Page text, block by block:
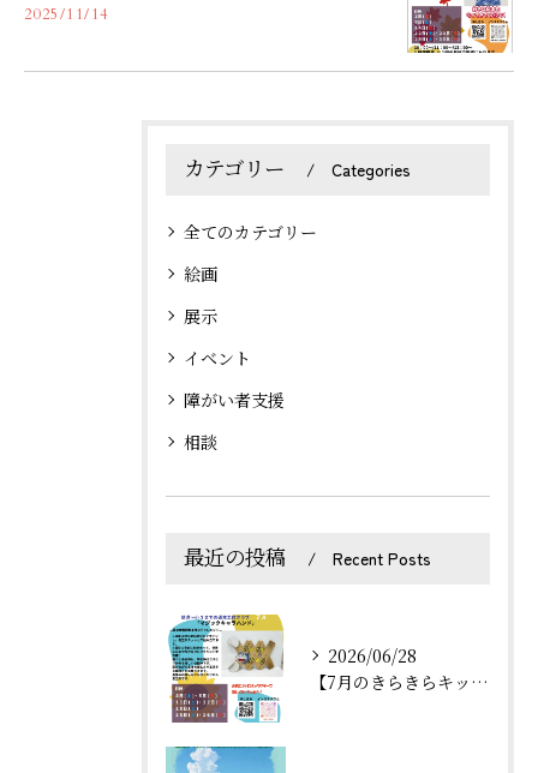
2025/11/14
カテゴリー Categories
全てのカテゴリー
絵画
展示
イベント
障がい者支援
相談
最近の投稿 Recent Posts
2026/06/28
【7月のきらきらキッズのお知らせ】